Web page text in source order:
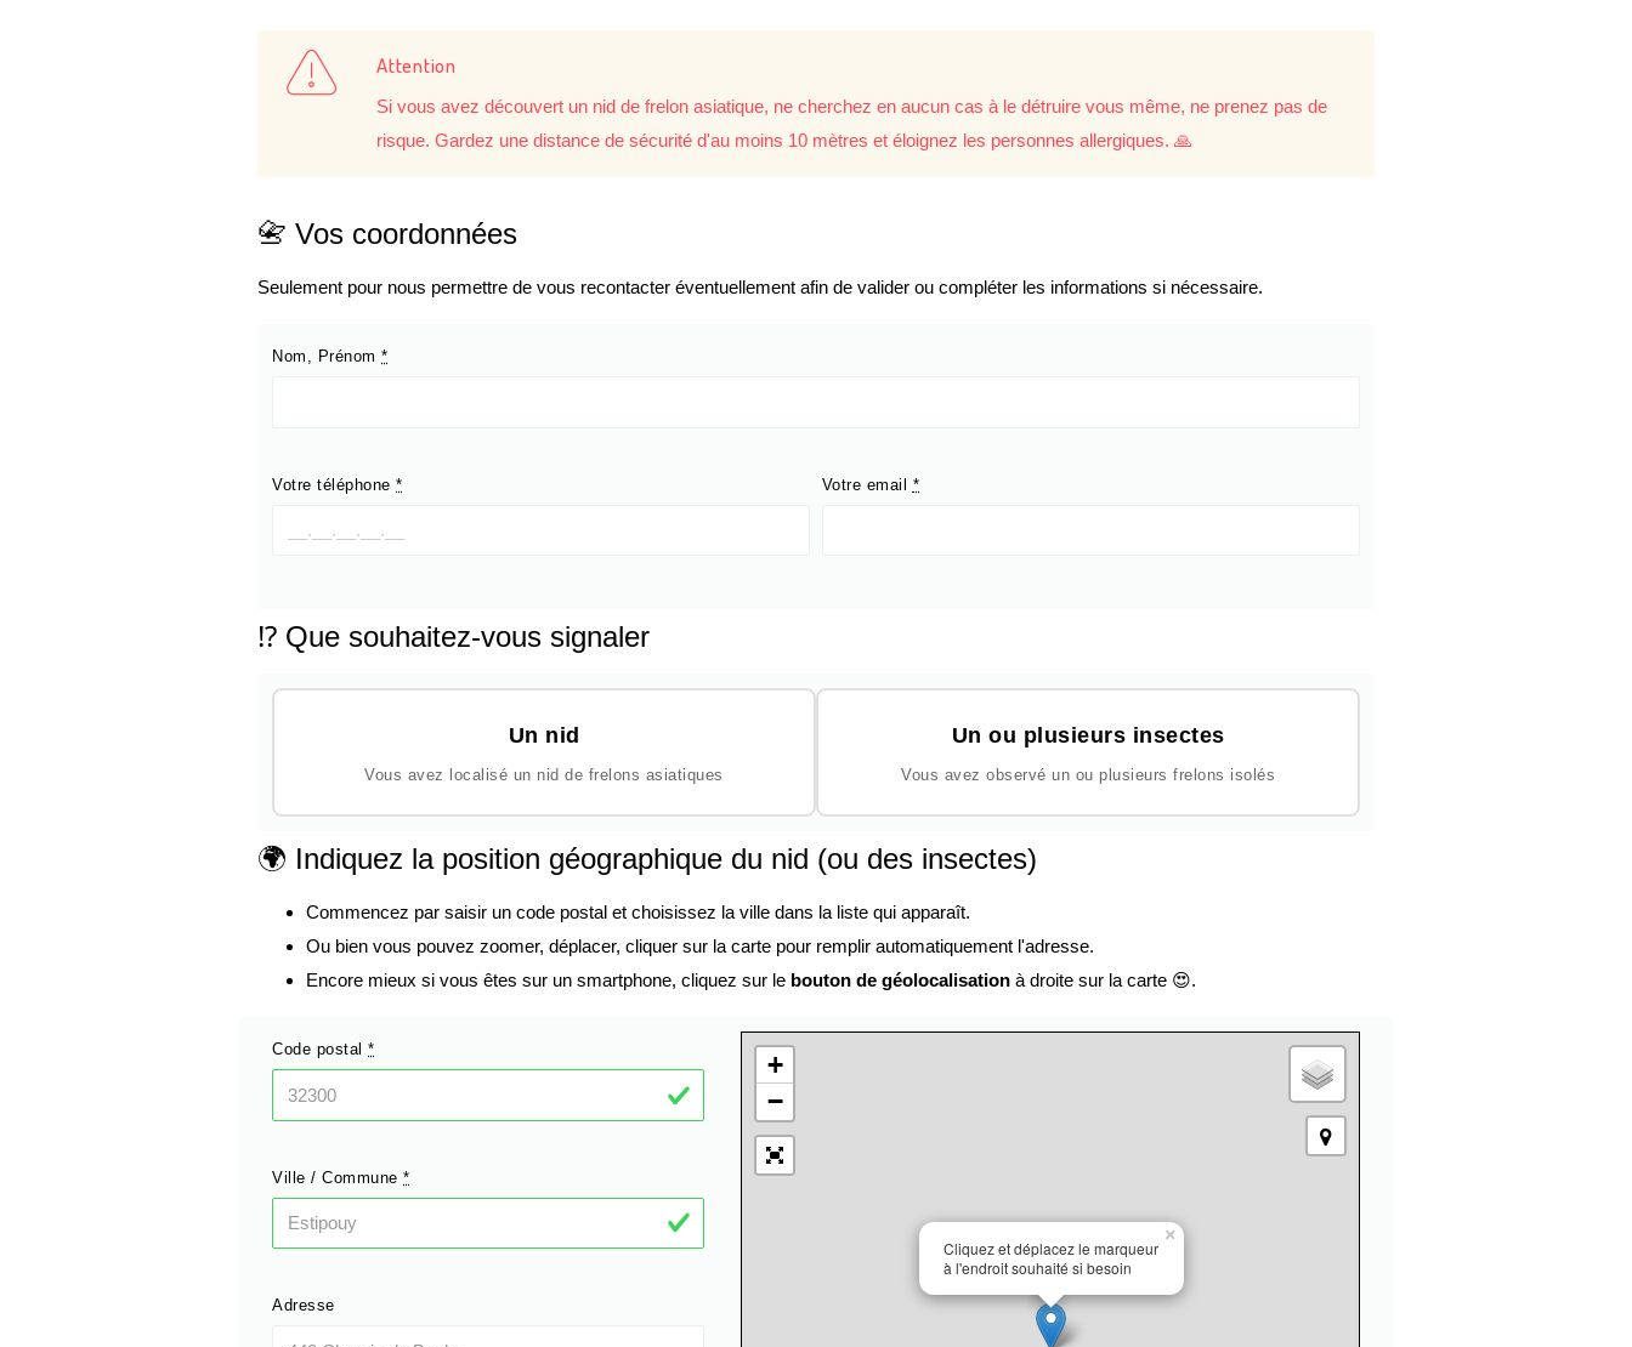
Attention
Si vous avez découvert un nid de frelon asiatique, ne cherchez en aucun cas à le détruire vous même, ne prenez pas de
risque. Gardez une distance de sécurité d'au moins 10 mètres et éloignez les personnes allergiques. 🙏
📇 Vos coordonnées
Seulement pour nous permettre de vous recontacter éventuellement afin de valider ou compléter les informations si nécessaire.
Nom, Prénom *
Votre téléphone * Votre email *
⁉️ Que souhaitez-vous signaler
Un nid
Vous avez localisé un nid de frelons asiatiques
Un ou plusieurs insectes
Vous avez observé un ou plusieurs frelons isolés
🌍 Indiquez la position géographique du nid (ou des insectes)
Commencez par saisir un code postal et choisissez la ville dans la liste qui apparaît.
Ou bien vous pouvez zoomer, déplacer, cliquer sur la carte pour remplir automatiquement l'adresse.
Encore mieux si vous êtes sur un smartphone, cliquez sur le bouton de géolocalisation à droite sur la carte 😍.
Code postal *
Ville / Commune *
Adresse
Cliquez et déplacez le marqueur
à l'endroit souhaité si besoin
×
+
−